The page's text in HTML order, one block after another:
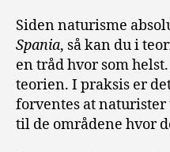
Siden naturisme
Spania, så kan du i
en tråd hvor som
teorien. I praksis er
forventes at naturister
til de områdene hvor